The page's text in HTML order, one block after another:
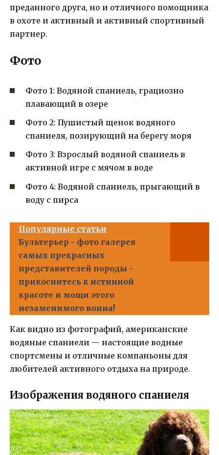
преданного друга, но и отличного помощника
в охоте и активный и активный спортивный
партнер.
Фото
Фото 1: Водяной спаниель, грациозно
плавающий в озере
Фото 2: Пушистый щенок водяного
спаниеля, позирующий на берегу моря
Фото 3: Взрослый водяной спаниель в
активной игре с мячом в воде
Фото 4: Водяной спаниель, прыгающий в
воду с пирса
Популярные статьи
Бультерьер - фото галерея
самых прекрасных
представителей породы -
прикоснитесь к истинной
красоте и мощи этого
незаменимого воина!
Как видно из фотографий, американские
водяные спаниели — настоящие водные
спортсмены и отличные компаньоны для
любителей активного отдыха на природе.
Изображения водяного спаниеля